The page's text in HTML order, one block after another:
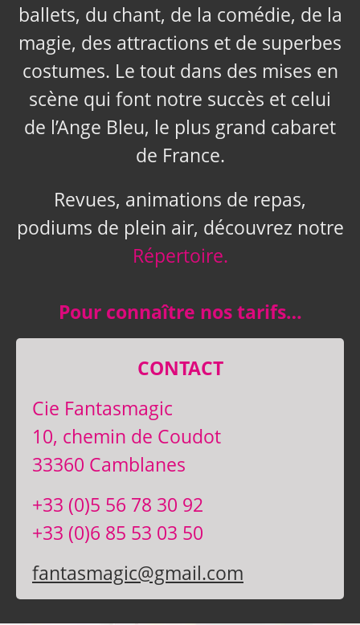
ballets, du chant, de la comédie, de la
magie, des attractions et de superbes
costumes. Le tout dans des mises en
scène qui font notre succès et celui
de l’Ange Bleu, le plus grand cabaret
de France.
Revues, animations de repas,
podiums de plein air, découvrez notre
Répertoire.
Pour connaître nos tarifs…
CONTACT
Cie Fantasmagic
10, chemin de Coudot
33360 Camblanes
+33 (0)5 56 78 30 92
+33 (0)6 85 53 03 50
fantasmagic@gmail.com